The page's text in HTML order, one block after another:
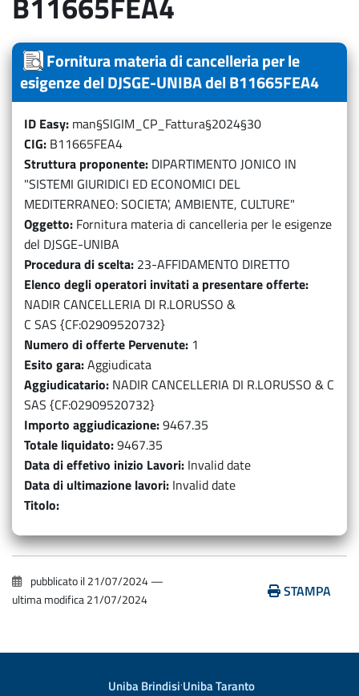
Fornitura materia di cancelleria per le
esigenze del DJSGE-UNIBA del B11665FEA4
ID Easy man§SIGIM_CP_Fattura§2024§30
CIG B11665FEA4
Struttura proponente DIPARTIMENTO JONICO IN
"SISTEMI GIURIDICI ED ECONOMICI DEL
MEDITERRANEO: SOCIETA', AMBIENTE, CULTURE"
Oggetto Fornitura materia di cancelleria per le esigenze
del DJSGE-UNIBA
Procedura di scelta 23-AFFIDAMENTO DIRETTO
Elenco degli operatori invitati a presentare offerte
NADIR CANCELLERIA DI R.LORUSSO &
C SAS {CF:02909520732}
Numero di offerte Pervenute 1
Esito gara Aggiudicata
Aggiudicatario NADIR CANCELLERIA DI R.LORUSSO & C
SAS {CF:02909520732}
Importo aggiudicazione 9467.35
Totale liquidato 9467.35
Data di effetivo inizio Lavori Invalid date
Data di ultimazione lavori Invalid date
Titolo
pubblicato il21/07/2024—
ultima modifica21/07/2024 STAMPA
Uniba Brindisi·Uniba Taranto